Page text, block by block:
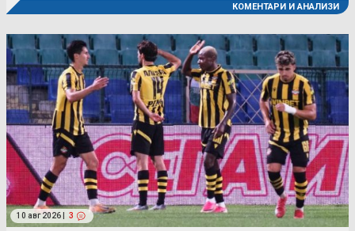
КОМЕНТАРИ И АНАЛИЗИ
10 авг 2026 | 3